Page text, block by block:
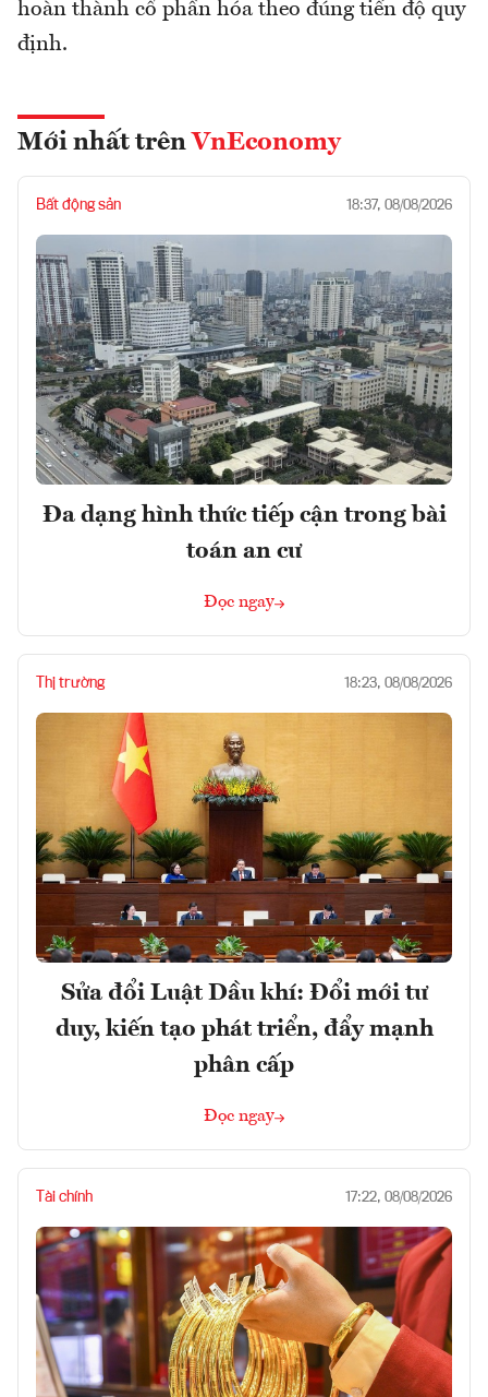
hoàn thành cổ phần hóa theo đúng tiến độ quy
định.
Mới nhất trên VnEconomy
Bất động sản 18:37, 08/08/2026
Đa dạng hình thức tiếp cận trong bài
toán an cư
Đọc ngay
Thị trường 18:23, 08/08/2026
Sửa đổi Luật Dầu khí: Đổi mới tư
duy, kiến tạo phát triển, đẩy mạnh
phân cấp
Đọc ngay
Tài chính 17:22, 08/08/2026